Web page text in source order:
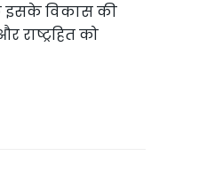
इसके विकास की
को